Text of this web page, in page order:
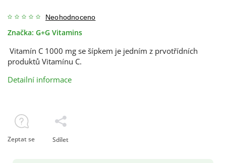
Neohodnoceno
Značka: G+G Vitamins
Vitamín C 1000 mg se šípkem je jedním z prvotřídních
produktů Vitamínu C.
Detailní informace
Zeptat se Sdílet